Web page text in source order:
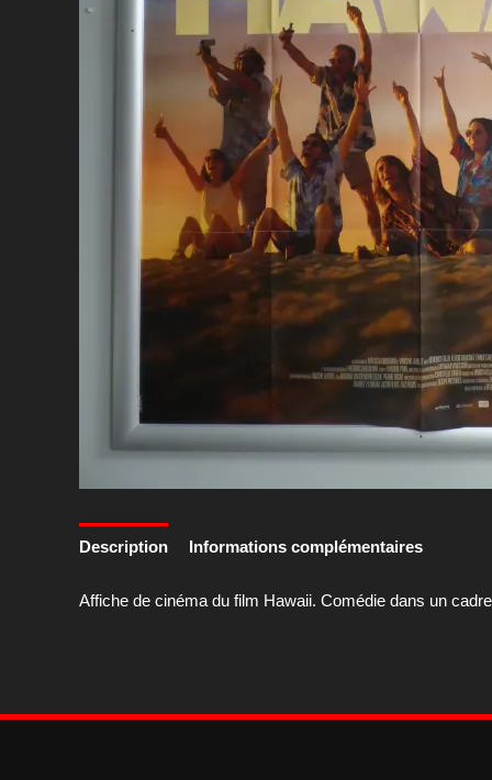
Description Informations complémentaires
Affiche de cinéma du film Hawaii. Comédie dans un